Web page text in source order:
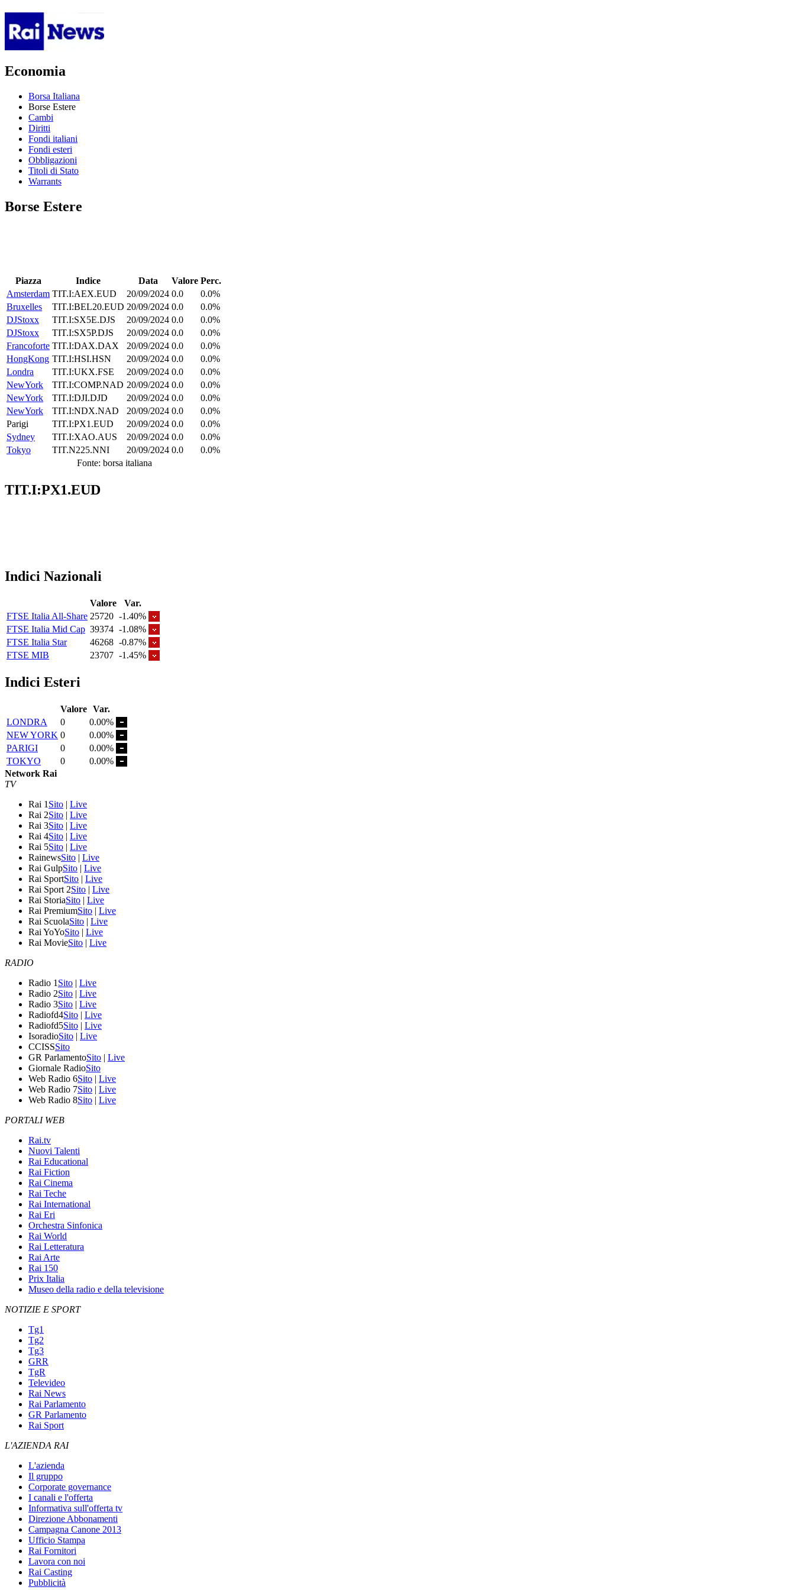
Economia
Borsa Italiana
Borse Estere
Cambi
Diritti
Fondi italiani
Fondi esteri
Obbligazioni
Titoli di Stato
Warrants
Borse Estere
Piazza Indice Data Valore Perc.
Amsterdam TIT.I:AEX.EUD 20/09/2024 0.0
0.0%
Bruxelles
TIT.I:BEL20.EUD 20/09/2024 0.0
0.0%
DJStoxx
TIT.I:SX5E.DJS 20/09/2024 0.0
0.0%
DJStoxx
TIT.I:SX5P.DJS 20/09/2024 0.0
0.0%
Francoforte TIT.I:DAX.DAX 20/09/2024 0.0
0.0%
HongKong TIT.I:HSI.HSN 20/09/2024 0.0
0.0%
Londra
TIT.I:UKX.FSE 20/09/2024 0.0
0.0%
NewYork
TIT.I:COMP.NAD 20/09/2024 0.0
0.0%
NewYork
TIT.I:DJI.DJD 20/09/2024 0.0
0.0%
NewYork
TIT.I:NDX.NAD 20/09/2024 0.0
0.0%
Parigi
TIT.I:PX1.EUD 20/09/2024 0.0
0.0%
Sydney
TIT.I:XAO.AUS 20/09/2024 0.0
0.0%
Tokyo
TIT.N225.NNI 20/09/2024 0.0
0.0%
Fonte: borsa italiana
TIT.I:PX1.EUD
Indici Nazionali
Valore
Var.
FTSE Italia All-Share 25720 -1.40%
FTSE Italia Mid Cap 39374 -1.08%
FTSE Italia Star
46268 -0.87%
FTSE MIB
23707 -1.45%
Indici Esteri
Valore Var.
LONDRA
0
0.00%
NEW YORK 0
0.00%
PARIGI
0
0.00%
TOKYO
0
0.00%
Network Rai
TV
Rai 1 Sito | Live
Rai 2Sito | Live
Rai 3Sito | Live
Rai 4Sito | Live
Rai 5Sito | Live
RainewsSito | Live
Rai GulpSito | Live
Rai SportSito | Live
Rai Sport 2Sito | Live
Rai StoriaSito | Live
Rai PremiumSito | Live
Rai ScuolaSito | Live
Rai YoYoSito | Live
Rai MovieSito | Live
RADIO
Radio 1 Sito | Live
Radio 2Sito | Live
Radio 3Sito | Live
Radiofd4Sito | Live
Radiofd5Sito | Live
IsoradioSito | Live
CCISSSito
GR ParlamentoSito | Live
Giornale RadioSito
Web Radio 6Sito | Live
Web Radio 7Sito | Live
Web Radio 8Sito | Live
PORTALI WEB
Rai.tv
Nuovi Talenti
Rai Educational
Rai Fiction
Rai Cinema
Rai Teche
Rai International
Rai Eri
Orchestra Sinfonica
Rai World
Rai Letteratura
Rai Arte
Rai 150
Prix Italia
Museo della radio e della televisione
NOTIZIE E SPORT
Tg1
Tg2
Tg3
GRR
TgR
Televideo
Rai News
Rai Parlamento
GR Parlamento
Rai Sport
L'AZIENDA RAI
L'azienda
Il gruppo
Corporate governance
I canali e l'offerta
Informativa sull'offerta tv
Direzione Abbonamenti
Campagna Canone 2013
Ufficio Stampa
Rai Fornitori
Lavora con noi
Rai Casting
Pubblicità